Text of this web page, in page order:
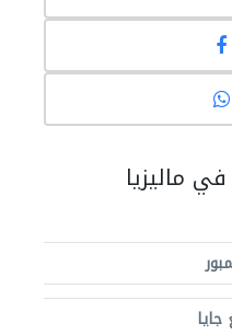
ماليزيا
جايا